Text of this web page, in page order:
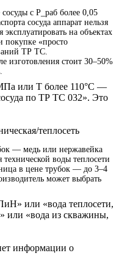
с P_раб более 0,05
сосуда аппарат нельзя
эксплуатировать на объектах
покупке «просто
ТР ТС.
изготовления стоит 30–50%
или T более 110°C —
по ТР ТС 032». Это
теплосеть
— медь или нержавейка
воды теплосети
в цене трубок — до 3–4
может выбрать
или «вода теплосети,
или «вода из скважины,
информации о